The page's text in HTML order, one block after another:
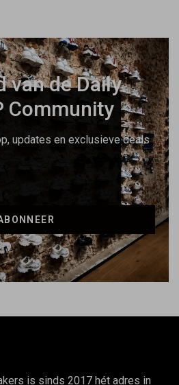
van de Daily
Community
updates en exclusieve deals
is sinds 2017 hét adres in